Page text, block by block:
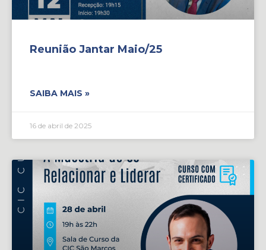
Reunião Jantar Maio/25
SAIBA MAIS »
16 de abril de 2025